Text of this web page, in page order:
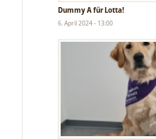
Dummy A für Lotta!
6. April 2024 - 13:00